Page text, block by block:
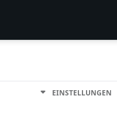
EINSTELLUNGEN